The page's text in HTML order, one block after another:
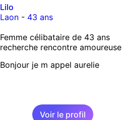
Lilo
Laon - 43 ans
Femme célibataire de 43 ans
recherche rencontre amoureuse
Bonjour je m appel aurelie
Voir le profil